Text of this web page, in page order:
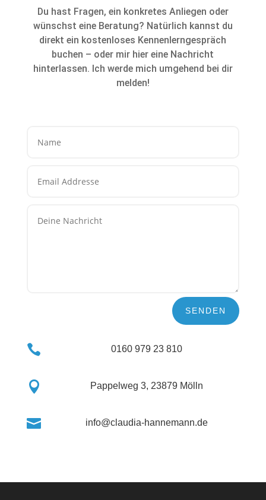
Du hast Fragen, ein konkretes Anliegen oder
wünschst eine Beratung? Natürlich kannst du
direkt ein kostenloses Kennenlerngespräch
buchen – oder mir hier eine Nachricht
hinterlassen. Ich werde mich umgehend bei dir
melden!
SENDEN
 0160 979 23 810
 Pappelweg 3, 23879 Mölln
 info@claudia-hannemann.de